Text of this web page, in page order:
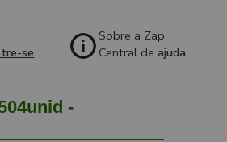
se
Sobre a Zap
Central deajuda
-